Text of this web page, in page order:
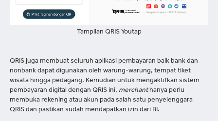
Tampilan QRIS Youtap
QRIS juga membuat seluruh aplikasi pembayaran baik bank dan
nonbank dapat digunakan oleh warung-warung, tempat tiket
wisata hingga pedagang. Kemudian untuk mengaktifkan sistem
pembayaran digital dengan QRIS ini, merchanthanya perlu
membuka rekening atau akun pada salah satu penyelenggara
QRIS dan pastikan sudah mendapatkan izin dari BI​.